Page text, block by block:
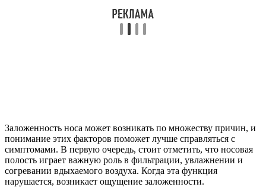
Заложенность носа может возникать по множеству причин, и
понимание этих факторов поможет лучше справляться с
симптомами. В первую очередь, стоит отметить, что носовая
полость играет важную роль в фильтрации, увлажнении и
согревании вдыхаемого воздуха. Когда эта функция
нарушается, возникает ощущение заложенности.